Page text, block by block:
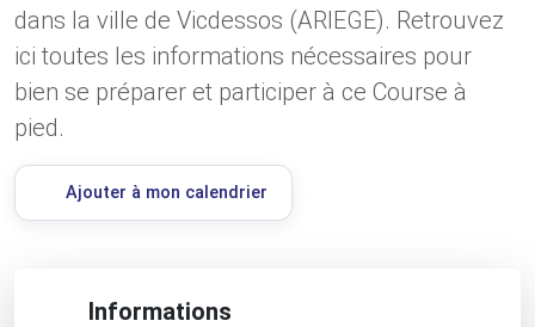
dans la ville de Vicdessos (ARIEGE). Retrouvez
ici toutes les informations nécessaires pour
bien se préparer et participer à ce Course à
pied.
Ajouter à mon calendrier
Informations